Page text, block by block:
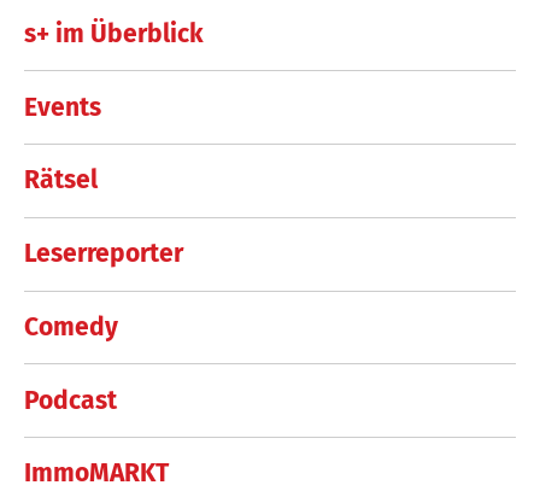
s+ im Überblick
Events
Rätsel
Leserreporter
Comedy
Podcast
ImmoMARKT